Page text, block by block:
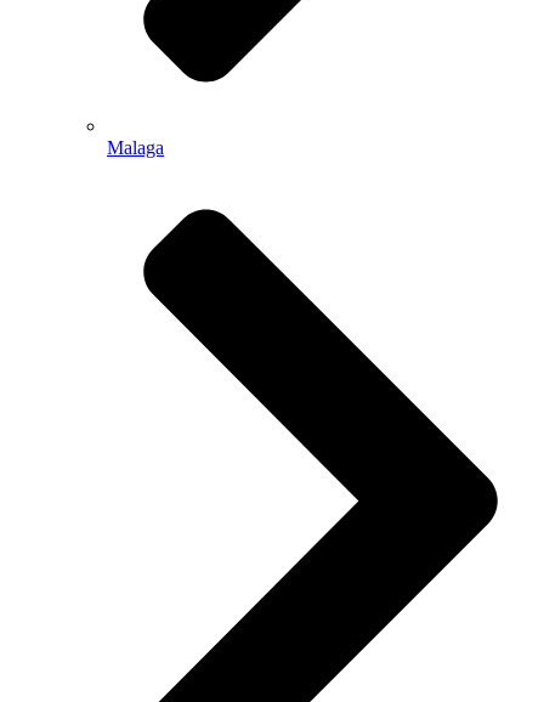
Malaga